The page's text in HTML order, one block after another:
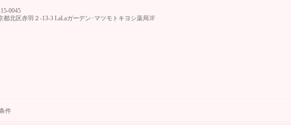
0045
都北区赤羽２-13-3 LaLaガーデン･マツモトキヨシ薬局3F
件